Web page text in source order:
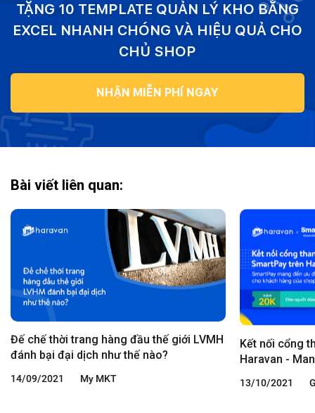
TẶNG 10 TEMPLATE QUẢN LÝ KHO BẰNG
EXCEL NHANH CHÓNG VÀ HIỆU QUẢ CHO
CHỦ SHOP
NHẬN MIỄN PHÍ NGAY
Bài viết liên quan:
Đế chế thời trang hàng đầu thế giới LVMH
đánh bại đại dịch như thế nào?
14/09/2021 My MKT
Kết nối cổng
Haravan -
13/10/2021